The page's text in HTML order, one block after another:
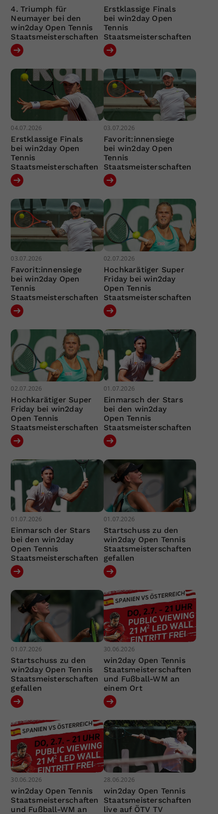
4. Triumph für
Neumayer bei den
win2day Open Tennis
Staatsmeisterschaften
Erstklassige Finals
bei win2day Open
Tennis
Staatsmeisterschaften
04.07.2026
Erstklassige Finals
bei win2day Open
Tennis
Staatsmeisterschaften
03.07.2026
Favorit:innensiege
bei win2day Open
Tennis
Staatsmeisterschaften
03.07.2026
Favorit:innensiege
bei win2day Open
Tennis
Staatsmeisterschaften
02.07.2026
Hochkarätiger Super
Friday bei win2day
Open Tennis
Staatsmeisterschaften
02.07.2026
Hochkarätiger Super
Friday bei win2day
Open Tennis
Staatsmeisterschaften
01.07.2026
Einmarsch der Stars
bei den win2day
Open Tennis
Staatsmeisterschaften
01.07.2026
Einmarsch der Stars
bei den win2day
Open Tennis
Staatsmeisterschaften
01.07.2026
Startschuss zu den
win2day Open Tennis
Staatsmeisterschaften
gefallen
01.07.2026
Startschuss zu den
win2day Open Tennis
Staatsmeisterschaften
gefallen
30.06.2026
win2day Open Tennis
Staatsmeisterschaften
und Fußball-WM an
einem Ort
30.06.2026
win2day Open Tennis
Staatsmeisterschaften
und Fußball-WM an
28.06.2026
win2day Open Tennis
Staatsmeisterschaften
live auf ÖTV TV